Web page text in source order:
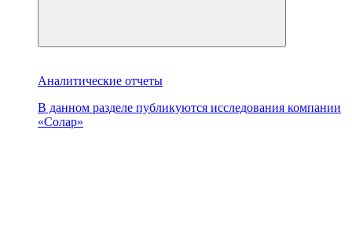
Аналитические отчеты
В данном разделе публикуются исследования компании
«Солар»